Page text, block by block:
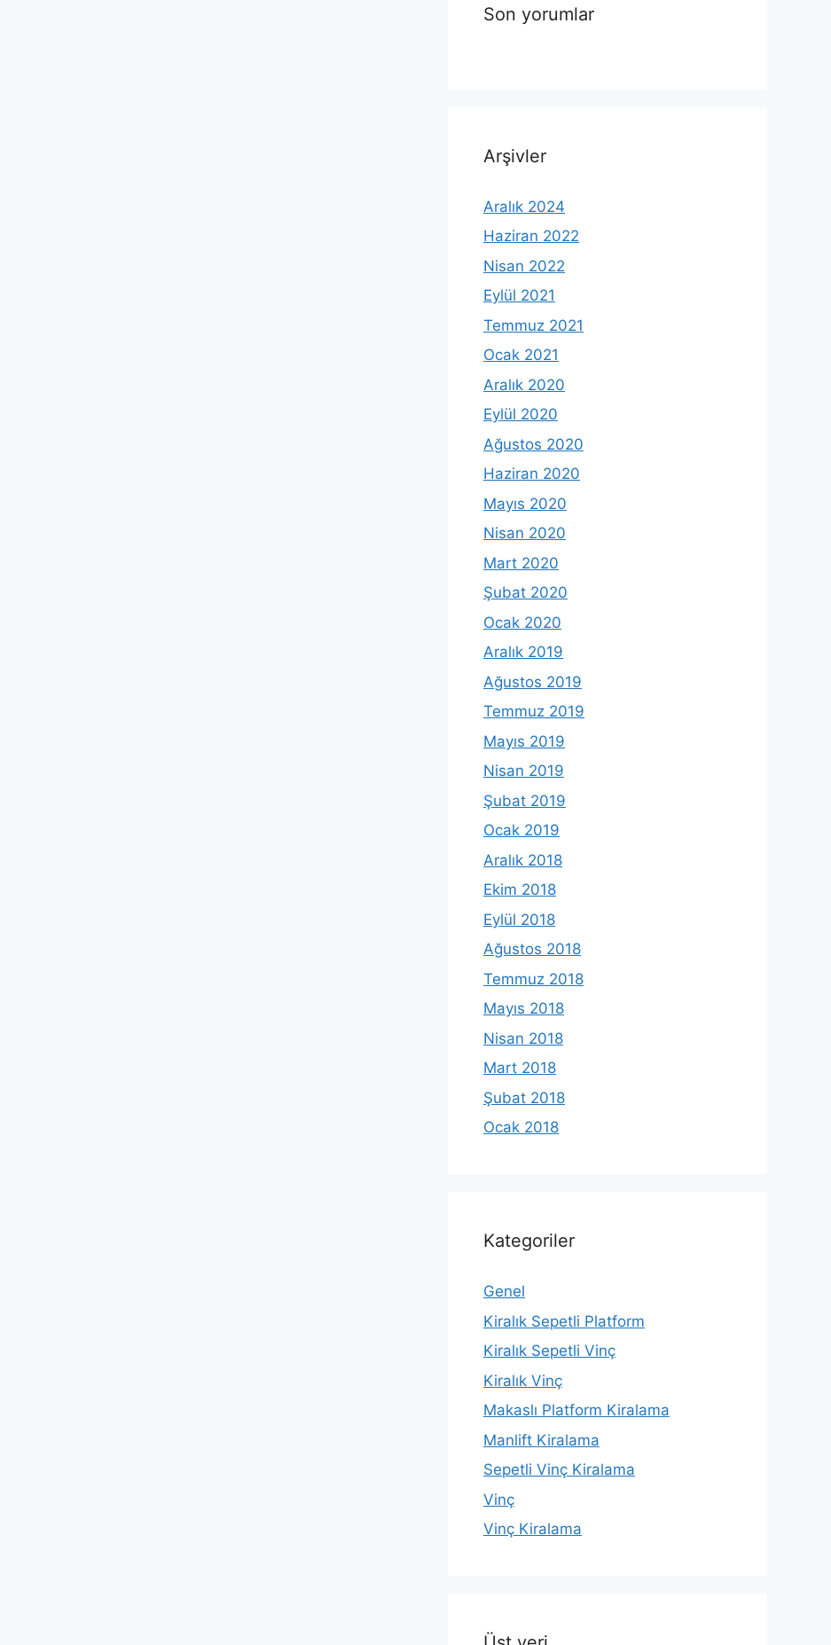
Son yorumlar
Arşivler
Aralık 2024
Haziran 2022
Nisan 2022
Eylül 2021
Temmuz 2021
Ocak 2021
Aralık 2020
Eylül 2020
Ağustos 2020
Haziran 2020
Mayıs 2020
Nisan 2020
Mart 2020
Şubat 2020
Ocak 2020
Aralık 2019
Ağustos 2019
Temmuz 2019
Mayıs 2019
Nisan 2019
Şubat 2019
Ocak 2019
Aralık 2018
Ekim 2018
Eylül 2018
Ağustos 2018
Temmuz 2018
Mayıs 2018
Nisan 2018
Mart 2018
Şubat 2018
Ocak 2018
Kategoriler
Genel
Kiralık Sepetli Platform
Kiralık Sepetli Vinç
Kiralık Vinç
Makaslı Platform Kiralama
Manlift Kiralama
Sepetli Vinç Kiralama
Vinç
Vinç Kiralama